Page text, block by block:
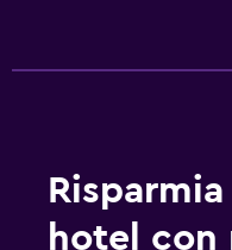
hotel con